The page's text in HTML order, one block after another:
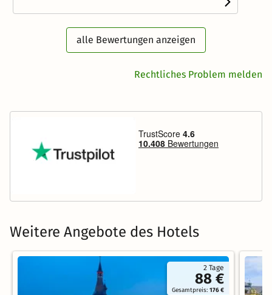
alle Bewertungen anzeigen
Rechtliches Problem melden
Weitere Angebote des Hotels
2 Tage
88 €
Gesamtpreis:176 €